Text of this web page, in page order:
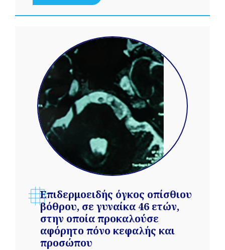
Επιδερμοειδής όγκος οπίσθιου
βόθρου, σε γυναίκα 46 ετών,
στην οποία προκαλούσε
αφόρητο πόνο κεφαλής και
προσώπου